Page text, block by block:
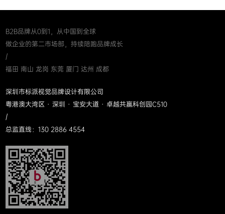
B2B品牌从0到1，从中国到全球
做企业的第二市场部，持续陪跑品牌成长
/
福田 南山 龙岗 东莞 厦门 达州 成都
深圳市标派视觉品牌设计有限公司
粤港澳大湾区 · 深圳 · 宝安大道 · 卓越共赢科创园C510
/
总监直线：130 2886 4554